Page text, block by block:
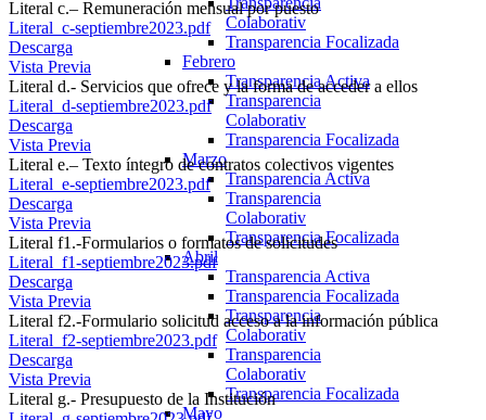
Colaborativ
Transparencia Focalizada
Febrero
Transparencia Activa
Transparencia
Colaborativ
Transparencia Focalizada
Marzo
Transparencia Activa
Transparencia
Colaborativ
Transparencia Focalizada
Abril
Transparencia Activa
Transparencia Focalizada
Transparencia
Colaborativ
Transparencia
Colaborativ
Transparencia Focalizada
Mayo
Literal c.– Remuneración mensual por puesto
Literal_c-septiembre2023.pdf
Descarga
Vista Previa
Literal d.- Servicios que ofrece y la forma de acceder a ellos
Literal_d-septiembre2023.pdf
Descarga
Vista Previa
Literal e.– Texto íntegro de contratos colectivos vigentes
Literal_e-septiembre2023.pdf
Descarga
Vista Previa
Literal f1.-Formularios o formatos de solicitudes
Literal_f1-septiembre2023.pdf
Descarga
Vista Previa
Literal f2.-Formulario solicitud acceso a la información pública
Literal_f2-septiembre2023.pdf
Descarga
Vista Previa
Literal g.- Presupuesto de la Institución